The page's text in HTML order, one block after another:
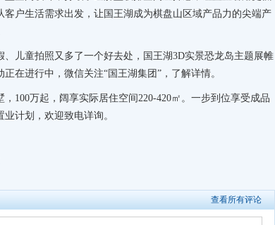
客户生活需求出发，让国王湖成为棋盘山区域产品力的尖端产
、儿童拍照又多了一个好去处，国王湖3D实景恐龙岛主题展帷
在进行中，微信关注“国王湖集团”，了解详情。
，100万起，阔享实际居住空间220-420㎡。一步到位享受成品
计划，欢迎致电详询。
查看所有评论